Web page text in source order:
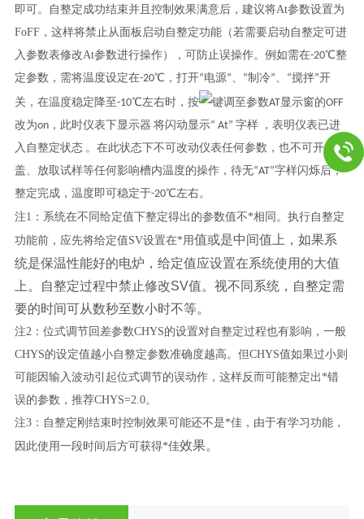
即可。自整定成功结束并且控制效果满意后，建议将At参数设置为
FoFF，这样将禁止从面板启动自整定功能（若需要启动自整定可进
入参数表修改At参数进行操作），可防止误操作。 例如需在-20℃整
定参数，需将温度设定在-20℃，打开“电源”、“制冷”、“搅拌”开
关，在温度稳定降至-10℃左右时，按
键调至参数AT显示窗的OFF
改为on，此时仪表下显示器 将闪动显示“ At” 字样 ，表明仪表已进
入自整定状态 。在此状态下不可改动仪表任何参数，也不可开槽
盖、放取试样等任何影响槽内温度的操作，待无“AT”字样闪烁后，
整定完成，温度即可稳定于-20℃左右。
注1：系统在不同给定值下整定得出的参数值不*相同。执行自整定
功能前，应先将给定值SV设置在*用值或是中间值上，如果系
统是保温性能好的电炉，给定值应设置在系统使用的大值
上。自整定过程中禁止修改SV值。视不同系统，自整定需
要的时间可从数秒至数小时不等。
注2：位式调节回差参数CHYS的设置对自整定过程也有影响，一般
CHYS的设定值越小自整定参数准确度越高。但CHYS值如果过小则
可能因输入波动引起位式调节的误动作，这样反而可能整定出*错
误的参数，推荐CHYS=2.0。
注3：自整定刚结束时控制效果可能还不是*佳，由于有学习功能，
因此使用一段时间后方可获得*佳效果。